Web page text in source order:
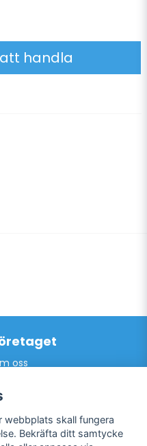
handla
oss
vision
konto
lösenord?
webbplats skall fungera
Bekräfta ditt samtycke